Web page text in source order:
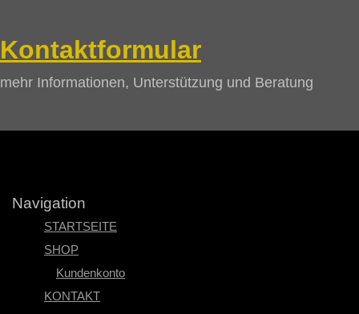
Kontaktformular
mehr Informationen, Unterstützung und Beratung
Navigation
STARTSEITE
SHOP
Kundenkonto
KONTAKT